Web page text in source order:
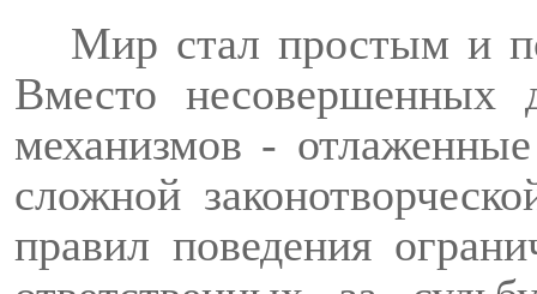
Мир стал простым и
Вместо несовершенных
механизмов -
сложной
правил поведения